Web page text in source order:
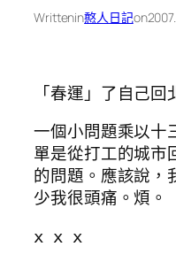
Writtenin憨人日記on
「春運」了自己回
一個小問題乘以十
單是從打工的城市
的問題。應該說，
少我很頭痛。煩。
x x x